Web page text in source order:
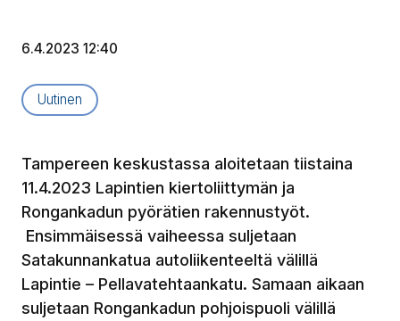
6.4.2023 12:40
Artikkelityyppi:
Uutinen
Tampereen keskustassa aloitetaan tiistaina
11.4.2023 Lapintien kiertoliittymän ja
Rongankadun pyörätien rakennustyöt.
Ensimmäisessä vaiheessa suljetaan
Satakunnankatua autoliikenteeltä välillä
Lapintie – Pellavatehtaankatu. Samaan aikaan
suljetaan Rongankadun pohjoispuoli välillä